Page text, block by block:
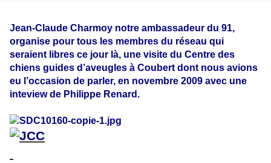
Jean-Claude Charmoy notre ambassadeur du 91,
organise pour tous les membres du réseau qui
seraient libres ce jour là, une visite du Centre des
chiens guides d’aveugles à Coubert dont nous avions
eu l’occasion de parler, en novembre 2009 avec une
inteview de Philippe Renard.